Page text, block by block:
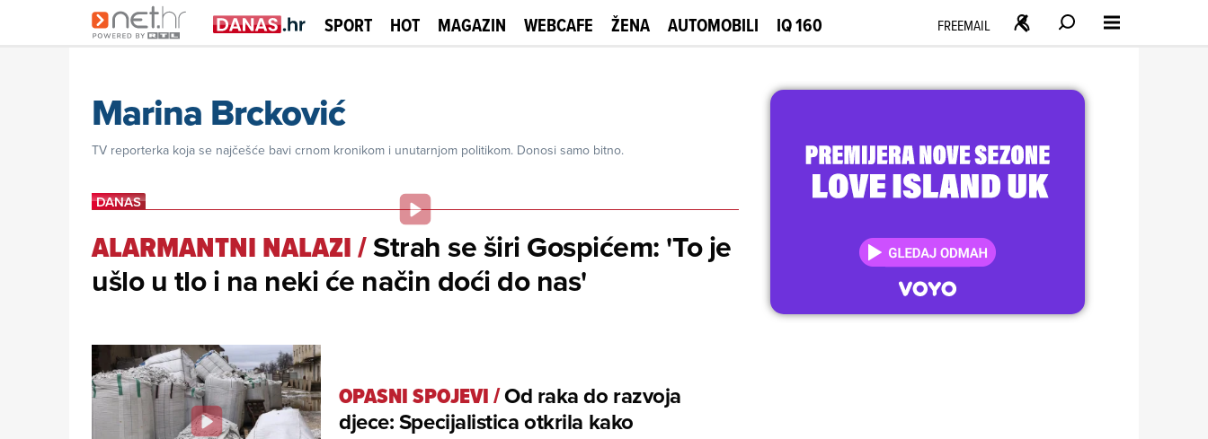
SPORT HOT MAGAZIN WEBCAFE ŽENA AUTOMOBILI IQ 160 FREEMAIL
Marina Brcković
TV reporterka koja se najčešće bavi crnom kronikom i unutarnjom politikom. Donosi samo bitno.
ALARMANTNI NALAZI/Strah se širi Gospićem: 'To je
ušlo u tlo i na neki će način doći do nas'
OPASNI SPOJEVI/Od raka do razvoja
djece: Specijalistica otkrila kako